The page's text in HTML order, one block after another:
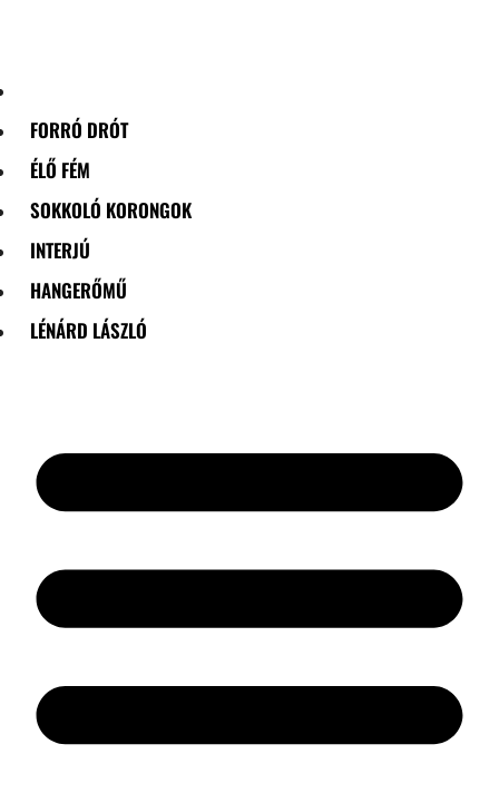
FORRÓ DRÓT
ÉLŐ FÉM
SOKKOLÓ KORONGOK
INTERJÚ
HANGERŐMŰ
LÉNÁRD LÁSZLÓ